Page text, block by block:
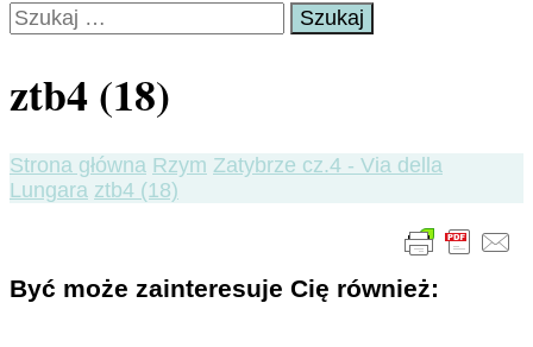
Szukaj:
ztb4 (18)
Strona główna Rzym Zatybrze cz.4 - Via della
Lungara ztb4 (18)
Być może zainteresuje Cię również: